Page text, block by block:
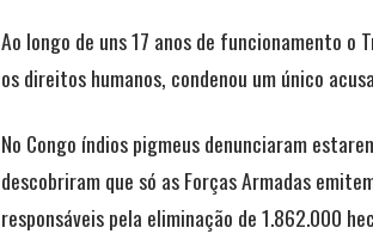
Ao longo de uns 17 anos de funcionamento
os direitos humanos, condenou um único
No Congo índios pigmeus denunciaram
descobriram que só as Forças Armadas
responsáveis pela eliminação de 1.862.000